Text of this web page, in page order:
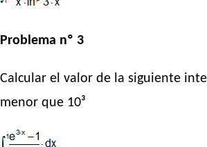
Problema nº 3
Calcular el valor de la siguiente
menor que 10³